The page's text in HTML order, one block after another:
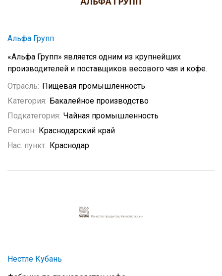
Альфа Групп
«Альфа Групп» является одним из крупнейших
производителей и поставщиков весового чая и кофе.
Отрасль: Пищевая промышленность
Категория: Бакалейное производство
Подкатегория: Чайная промышленность
Регион: Краснодарский край
Нас. пункт: Краснодар
Нестле Кубань